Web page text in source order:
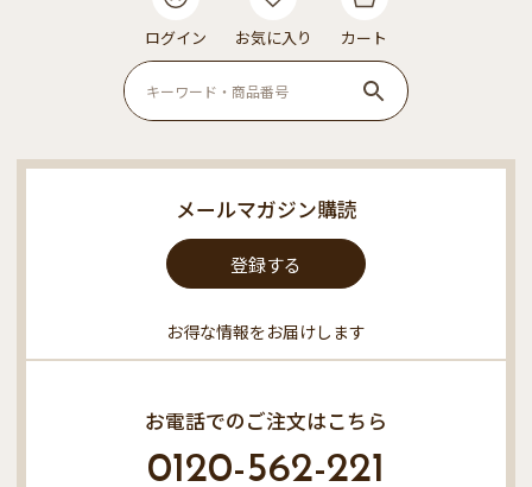
ログイン お気に入り カート
メールマガジン購読
登録する
お得な情報をお届けします
お電話でのご注文はこちら
0120-562-221